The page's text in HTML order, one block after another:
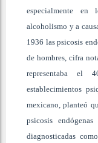
especialmente en
alcoholismo y a
1936 las psicosis
de hombres, cifra
representaba el
establecimientos
mexicano, planteó
psicosis
diagnosticadas